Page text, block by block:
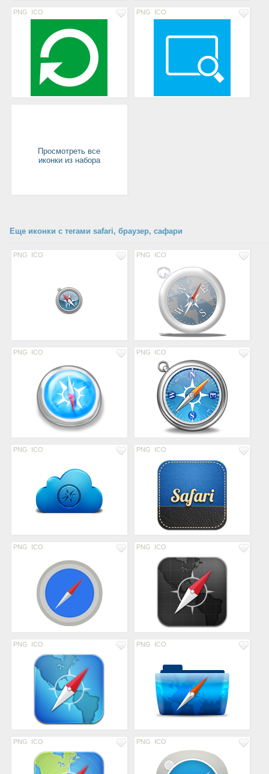
PNG ICO PNG ICO
Просмотреть все
иконки из набора
Еще иконки с тегами safari, браузер, сафари
PNG ICO PNG ICO
PNG ICO PNG ICO
PNG ICO PNG ICO
PNG ICO PNG ICO
PNG ICO PNG ICO
PNG ICO PNG ICO